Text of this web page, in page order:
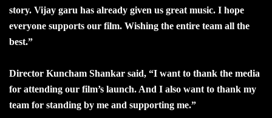
story. Vijay garu has already given us great music. I hope
everyone supports our film. Wishing the entire team all the
best.”
Director Kuncham Shankar said, “I want to thank the media
for attending our film’s launch. And I also want to thank my
team for standing by me and supporting me.”